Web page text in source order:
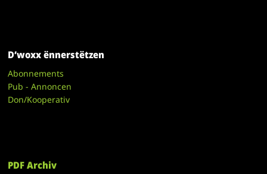
D’woxx ënnerstëtzen
Abonnements
Pub - Annoncen
Don/Kooperativ
PDF Archiv